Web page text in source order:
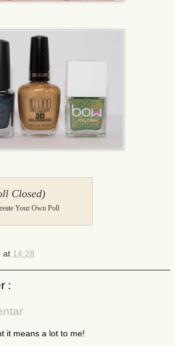
Closed)
Your Own Poll
at 14:28
:
it means a lot to me!